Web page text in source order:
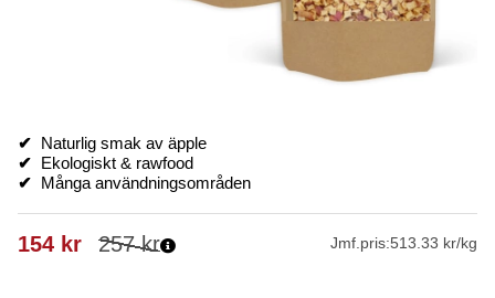
✔
Naturlig smak av äpple
✔
Ekologiskt & rawfood
✔
Många användningsområden
257kr
154 kr Jmf.pris:513.33 kr/kg